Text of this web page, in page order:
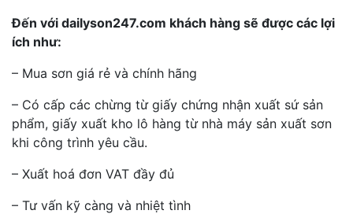
Đến với dailyson247.com khách hàng sẽ được các lợi
ích như:
– Mua sơn giá rẻ và chính hãng
– Có cấp các chừng từ giấy chứng nhận xuất sứ sản
phẩm, giấy xuất kho lô hàng từ nhà máy sản xuất sơn
khi công trình yêu cầu.
– Xuất hoá đơn VAT đầy đủ
– Tư vấn kỹ càng và nhiệt tình